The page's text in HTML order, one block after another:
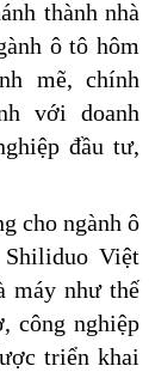
thành nhà
ô tô hôm
mẽ, chính
với doanh
đầu tư,
cho ngành ô
Việt
máy như thế
công nghiệp
triển khai